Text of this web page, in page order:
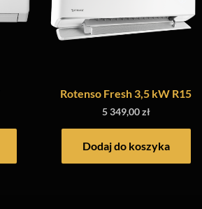
Rotenso Fresh 3,5 kW R15
5 349,00zł
Dodaj do koszyka